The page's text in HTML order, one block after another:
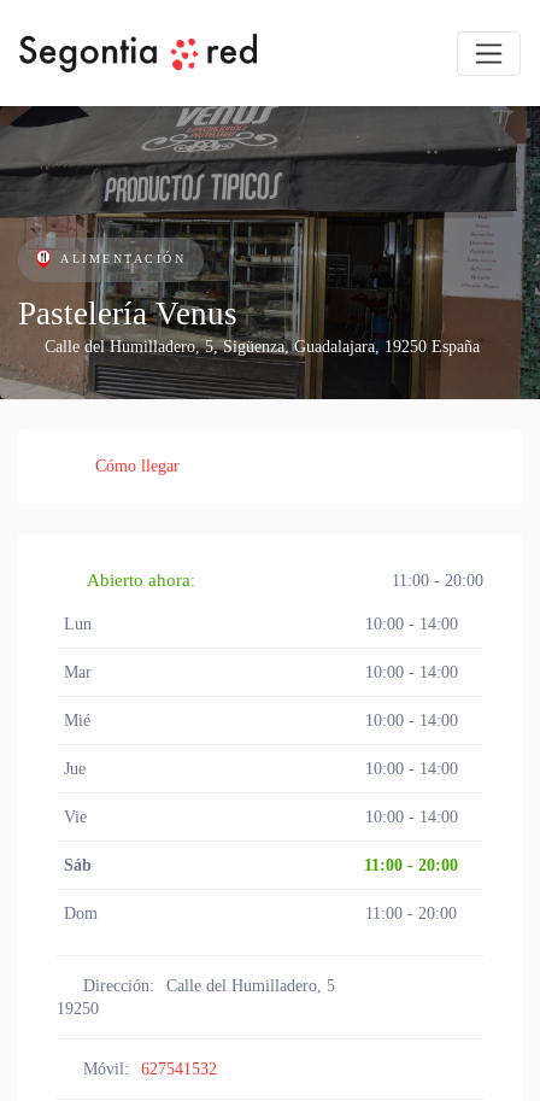
ALIMENTACIÓN
Pastelería Venus
Calle del Humilladero, 5,Sigüenza,Guadalajara, 19250 España
Cómo llegar
Abierto ahora: 11:00 - 20:00
Lun 10:00 - 14:00
Mar 10:00 - 14:00
Mié 10:00 - 14:00
Jue 10:00 - 14:00
Vie 10:00 - 14:00
Sáb 11:00 - 20:00
Dom 11:00 - 20:00
Dirección:
Calle del Humilladero, 5
19250
Móvil: 627541532